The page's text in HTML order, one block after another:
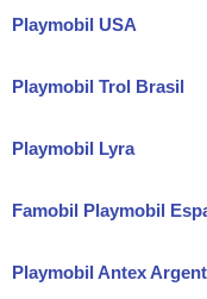
Playmobil USA
Playmobil Trol Brasil
Playmobil Lyra
Famobil Playmobil
Playmobil Antex